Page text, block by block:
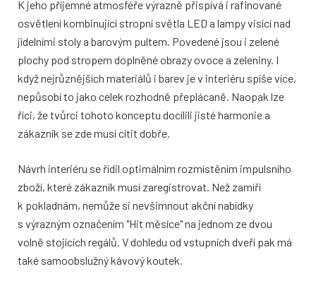
K jeho příjemné atmosféře výrazně přispívá i rafinované
osvětlení kombinující stropní světla LED a lampy visící nad
jídelními stoly a barovým pultem. Povedené jsou i zelené
plochy pod stropem doplněné obrazy ovoce a zeleniny. I
když nejrůznějších materiálů i barev je v interiéru spíše více,
nepůsobí to jako celek rozhodně přeplácaně. Naopak lze
říci, že tvůrci tohoto konceptu docílili jisté harmonie a
zákazník se zde musí cítit dobře.
Návrh interiéru se řídil optimálním rozmístěním impulsního
zboží, které zákazník musí zaregistrovat. Než zamíří
k pokladnám, nemůže si nevšimnout akční nabídky
s výrazným označením "Hit měsíce" na jednom ze dvou
volně stojících regálů. V dohledu od vstupních dveří pak má
také samoobslužný kávový koutek.